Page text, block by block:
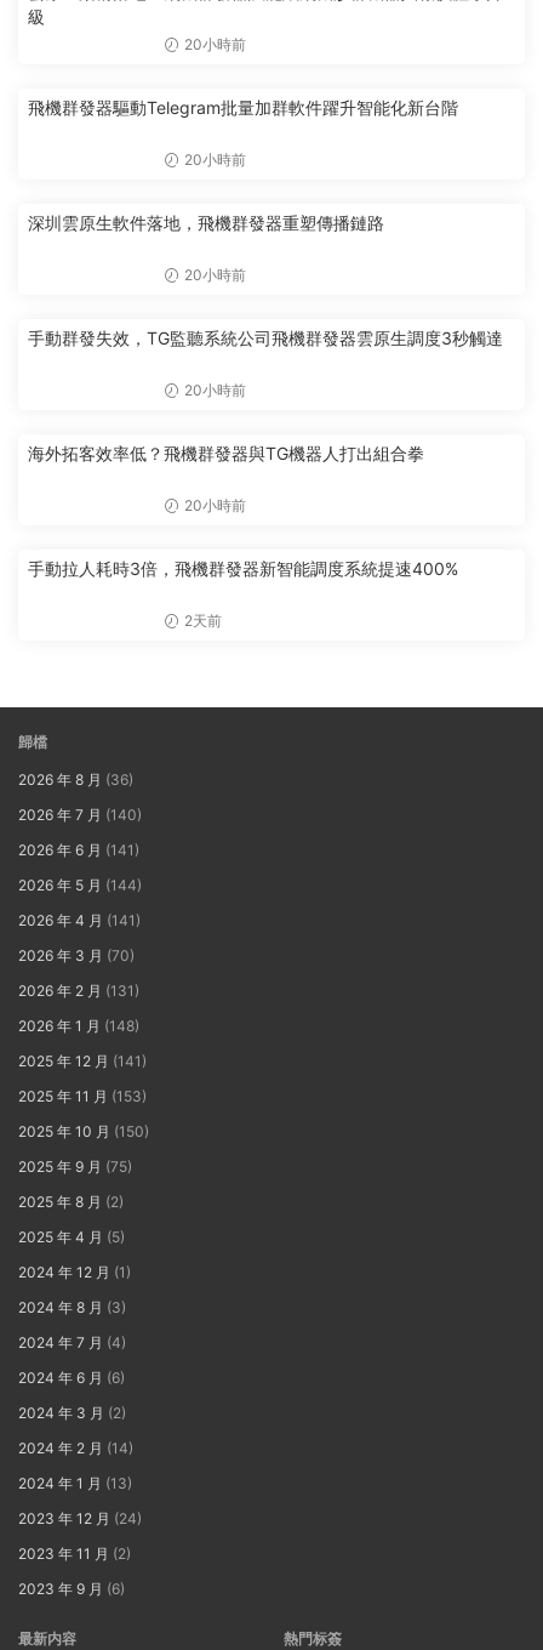
級
20小時前
飛機群發器驅動Telegram批量加群軟件躍升智能化新台階
20小時前
深圳雲原生軟件落地，飛機群發器重塑傳播鏈路
20小時前
手動群發失效，TG監聽系統公司飛機群發器雲原生調度3秒觸達
20小時前
海外拓客效率低？飛機群發器與TG機器人打出組合拳
20小時前
手動拉人耗時3倍，飛機群發器新智能調度系統提速400%
2天前
歸檔
2026 年 8 月 (36)
2026 年 7 月 (140)
2026 年 6 月 (141)
2026 年 5 月 (144)
2026 年 4 月 (141)
2026 年 3 月 (70)
2026 年 2 月 (131)
2026 年 1 月 (148)
2025 年 12 月 (141)
2025 年 11 月 (153)
2025 年 10 月 (150)
2025 年 9 月 (75)
2025 年 8 月 (2)
2025 年 4 月 (5)
2024 年 12 月 (1)
2024 年 8 月 (3)
2024 年 7 月 (4)
2024 年 6 月 (6)
2024 年 3 月 (2)
2024 年 2 月 (14)
2024 年 1 月 (13)
2023 年 12 月 (24)
2023 年 11 月 (2)
2023 年 9 月 (6)
最新内容 熱門标簽